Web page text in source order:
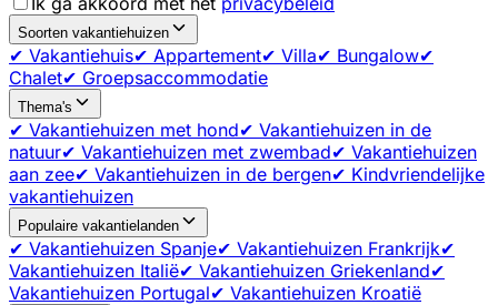
Soorten vakantiehuizen
✔ Vakantiehuis✔ Appartement✔ Villa✔ Bungalow✔
Chalet✔ Groepsaccommodatie
Thema's
✔ Vakantiehuizen met hond✔ Vakantiehuizen in de
natuur✔ Vakantiehuizen met zwembad✔ Vakantiehuizen
aan zee✔ Vakantiehuizen in de bergen✔ Kindvriendelijke
vakantiehuizen
Populaire vakantielanden
✔ Vakantiehuizen Spanje✔ Vakantiehuizen Frankrijk✔
Vakantiehuizen Italië✔ Vakantiehuizen Griekenland✔
Vakantiehuizen Portugal✔ Vakantiehuizen Kroatië